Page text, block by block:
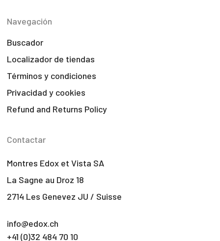
Navegación
Buscador
Localizador de tiendas
Términos y condiciones
Privacidad y cookies
Refund and Returns Policy
Contactar
Montres Edox et Vista SA
La Sagne au Droz 18
2714 Les Genevez JU / Suisse
info@edox.ch
+41 (0)32 484 70 10